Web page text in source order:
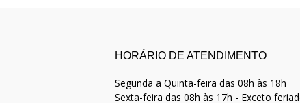
HORÁRIO DE ATENDIMENTO
Segunda a Quinta-feira das 08h às 18h
Sexta-feira das 08h às 17h - Exceto